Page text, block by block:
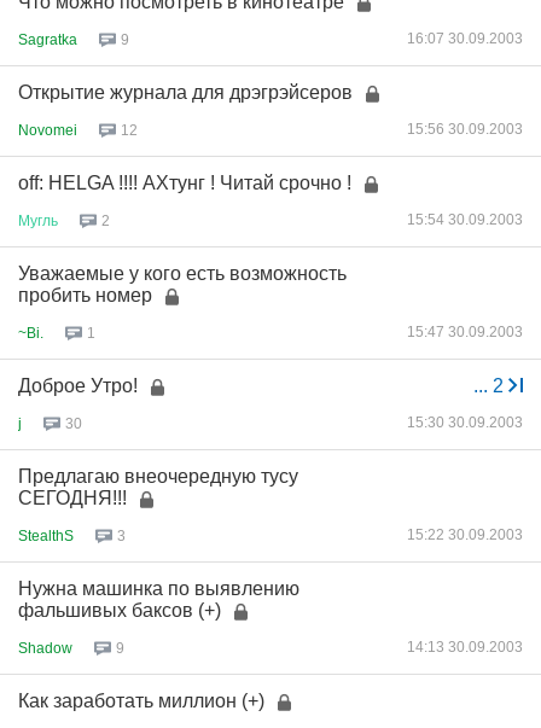
Sagratka 9 16:07 30.09.2003
Открытие журнала для дрэгрэйсеров
Novomei 12 15:56 30.09.2003
off: HELGA !!!! АХтунг ! Читай срочно !
Мугль 2 15:54 30.09.2003
Уважаемые у кого есть возможность
пробить номер
~Bi. 1 15:47 30.09.2003
... 2
Доброе Утро!
j 30 15:30 30.09.2003
Предлагаю внеочередную тусу
СЕГОДНЯ!!!
StealthS 3 15:22 30.09.2003
Нужна машинка по выявлению
фальшивых баксов (+)
Shadow 9 14:13 30.09.2003
Как заработать миллион (+)